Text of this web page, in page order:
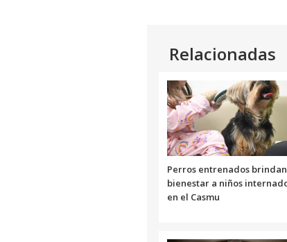
Relacionadas
Perros entrenados brindan
bienestar a niños
en el Casmu